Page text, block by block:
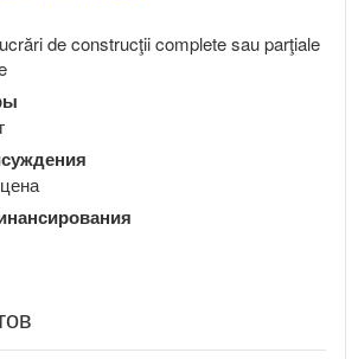
de construcţii complete sau parţiale